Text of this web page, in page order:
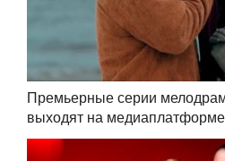
Премьерные серии
выходят на